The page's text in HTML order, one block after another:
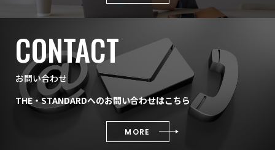
CONTACT
お問い合わせ
THE・STANDARDへのお問い合わせはこちら
MORE